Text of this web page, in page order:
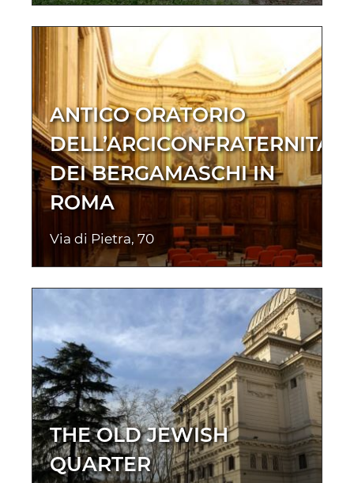
ANTICO ORATORIO
DELL’ARCICONFRATERNITA
DEI BERGAMASCHI IN
ROMA
Via di Pietra, 70
THE OLD JEWISH
QUARTER